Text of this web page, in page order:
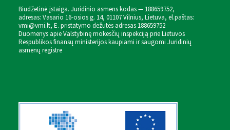
Biudžetinė įstaiga. Juridinio asmens kodas — 188659752,
adresas: Vasario 16-osios g. 14, 01107 Vilnius, Lietuva, el.paštas:
vmi@vmi.lt, E. pristatymo dėžutės adresas 188659752
Duomenys apie Valstybinę mokesčių inspekciją prie Lietuvos
Respublikos finansų ministerijos kaupiami ir saugomi Juridinių
asmenų registre